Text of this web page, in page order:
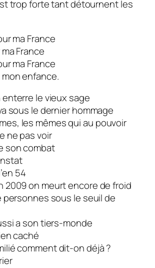
trop forte tant détournent les
ma France
ma France
ma France
enfance.
enterre le vieux sage
sous le dernier hommage
les mêmes qui au pouvoir
ne pas voir
son combat
54
2009 on meurt encore de froid
personnes sous le seuil de
a son tiers-monde
caché
comment dit-on déjà ?